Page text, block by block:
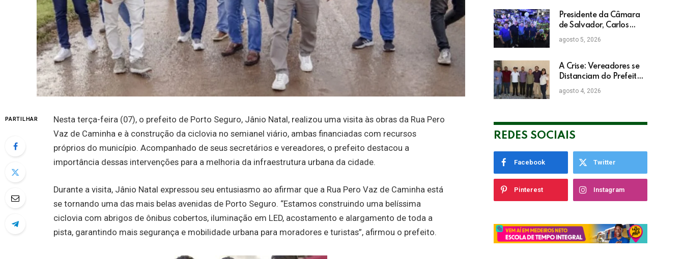
PARTILHAR
Nesta terça-feira (07), o prefeito de Porto Seguro, Jânio Natal, realizou uma visita às obras da Rua Pero
Vaz de Caminha e à construção da ciclovia no semianel viário, ambas financiadas com recursos
próprios do município. Acompanhado de seus secretários e vereadores, o prefeito destacou a
importância dessas intervenções para a melhoria da infraestrutura urbana da cidade.
Durante a visita, Jânio Natal expressou seu entusiasmo ao afirmar que a Rua Pero Vaz de Caminha está
se tornando uma das mais belas avenidas de Porto Seguro. “Estamos construindo uma belíssima
ciclovia com abrigos de ônibus cobertos, iluminação em LED, acostamento e alargamento de toda a
pista, garantindo mais segurança e mobilidade urbana para moradores e turistas”, afirmou o prefeito.
Presidente da Câmara
de Salvador, Carlos
Muniz confirma apoio a
ACM Neto: “Irei lutar
campanha”
agosto 5, 2026
A Crise: Vereadores se
Distanciam do Prefeito
de Eunápolis Robério
Oliveira nas Eleições
agosto 4, 2026
REDES SOCIAIS
Facebook Twitter
Pinterest Instagram